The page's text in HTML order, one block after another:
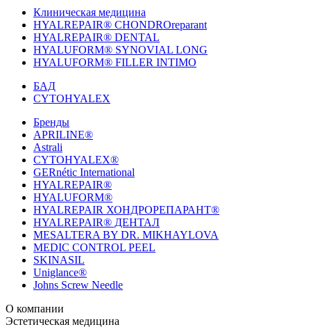
Клиническая медицина
HYALREPAIR® CHONDROreparant
HYALREPAIR® DENTAL
HYALUFORM® SYNOVIAL LONG
HYALUFORM® FILLER INTIMO
БАД
CYTOHYALEX
Бренды
APRILINE®
Astrali
CYTOHYALEX®
GERnétic International
HYALREPAIR®
HYALUFORM®
HYALREPAIR ХОНДРОРЕПАРАНТ®
HYALREPAIR® ДЕНТАЛ
MESALTERA BY DR. MIKHAYLOVA
MEDIC CONTROL PEEL
SKINASIL
Uniglance®
Johns Screw Needle
О компании
История компанииНаучный центр
Эстетическая медицина